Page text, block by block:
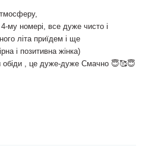
му номері, все дуже чисто і
літа приїдем і ще
і позитивна жінка)
обіди , це дуже-дуже Смачно 😇🥰😇